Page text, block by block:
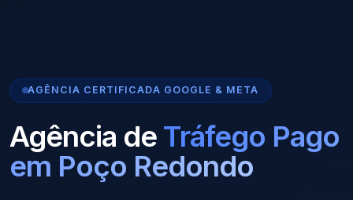
AGÊNCIA CERTIFICADA GOOGLE & META
Agência de Tráfego Pago
em Poço Redondo